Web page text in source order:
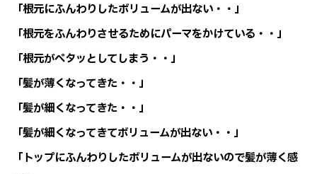
「根元にふんわりしたボリュームが出ない・・」
「根元をふんわりさせるためにパーマをかけている・・」
「根元がペタッとしてしまう・・」
「髪が薄くなってきた・・」
「髪が細くなってきた・・」
「髪が細くなってきてボリュームが出ない・・」
「トップにふんわりしたボリュームが出ないので髪が薄く感